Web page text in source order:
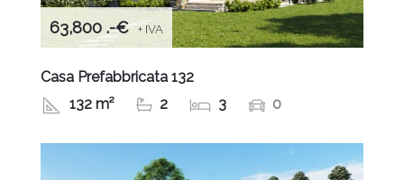
63,800 .-€ + IVA
Casa Prefabbricata 132
132 m²
2 3 0